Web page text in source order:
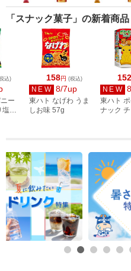
「スナック菓子」の新着商品
158円 (税込)
NEW 8/7up
東ハト なげわ うま
しお味 57g
152
NEW
東ハト
ナック
込)
ー
塩風